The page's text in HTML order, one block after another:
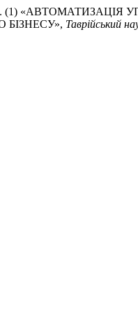
В. (1)
Таврійський